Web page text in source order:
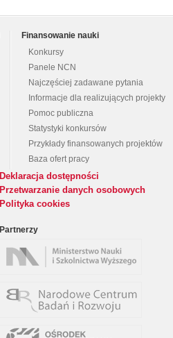
Finansowanie nauki
Konkursy
Panele NCN
Najczęściej zadawane pytania
Informacje dla realizujących projekty
Pomoc publiczna
Statystyki konkursów
Przykłady finansowanych projektów
Baza ofert pracy
Deklaracja dostępności
Przetwarzanie danych osobowych
Polityka cookies
Partnerzy